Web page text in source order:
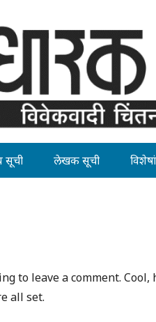
सूची लेखक सूची
to leave a comment. Cool,
all set.